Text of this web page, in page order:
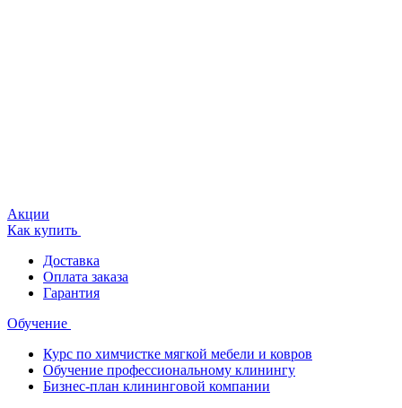
Акции
Как купить
Доставка
Оплата заказа
Гарантия
Обучение
Курс по химчистке мягкой мебели и ковров
Обучение профессиональному клинингу
Бизнес-план клининговой компании